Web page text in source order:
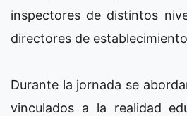
inspectores de distintos
directores de
Durante la jornada se
vinculados a la realidad